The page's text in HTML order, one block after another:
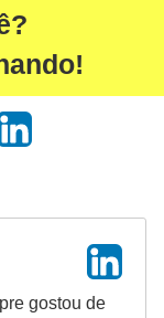
gostou de